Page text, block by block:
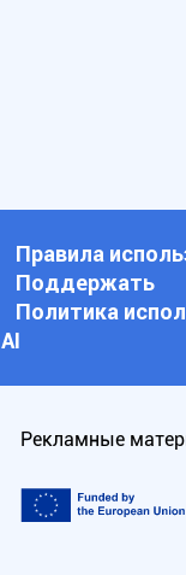
Правила
Поддержать
Политика
АI
Рекламные